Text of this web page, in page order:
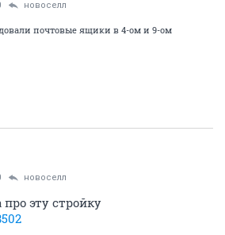
новоселл
почтовые ящики в 4-ом и 9-ом
новоселл
про эту стройку